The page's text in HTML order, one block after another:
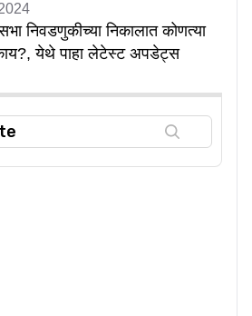
निवडणुकीच्या निकालात कोणत्या
काय?, येथे पाहा लेटेस्ट अपडेट्स